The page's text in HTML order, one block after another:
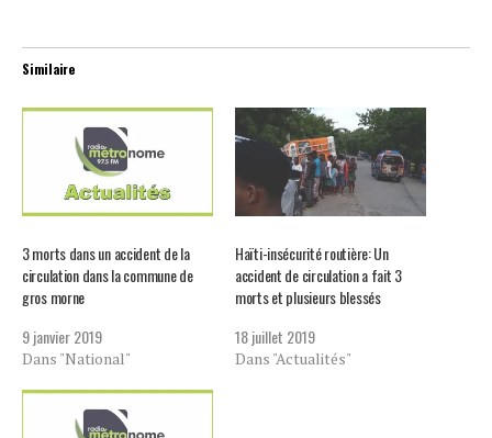
Similaire
3 morts dans un accident de la
circulation dans la commune de
gros morne
9 janvier 2019
Dans "National"
Haïti-insécurité routière: Un
accident de circulation a fait 3
morts et plusieurs blessés
18 juillet 2019
Dans "Actualités"